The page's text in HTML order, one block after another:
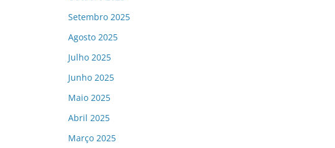
Setembro 2025
Agosto 2025
Julho 2025
Junho 2025
Maio 2025
Abril 2025
Março 2025